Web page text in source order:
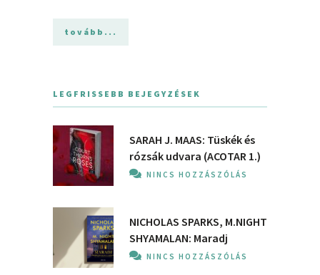
tovább...
LEGFRISSEBB BEJEGYZÉSEK
SARAH J. MAAS: Tüskék és
rózsák udvara (ACOTAR 1.)
NINCS HOZZÁSZÓLÁS
NICHOLAS SPARKS, M.NIGHT
SHYAMALAN: Maradj
NINCS HOZZÁSZÓLÁS